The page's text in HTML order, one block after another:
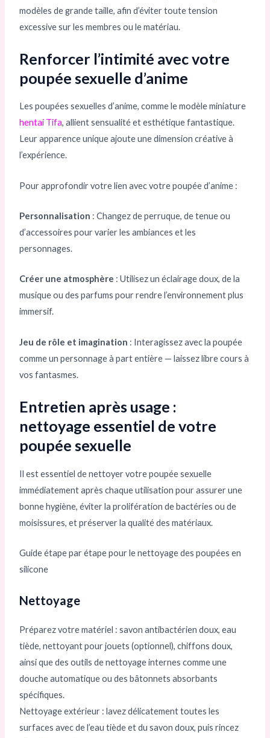
modèles de grande taille, afin d’éviter toute tension
excessive sur les membres ou le matériau.
Renforcer l’intimité avec votre
poupée sexuelle d’anime
Les poupées sexuelles d’anime, comme le modèle miniature
hentai Tifa, allient sensualité et esthétique fantastique.
Leur apparence unique ajoute une dimension créative à
l’expérience.
Pour approfondir votre lien avec votre poupée d’anime :
Personnalisation : Changez de perruque, de tenue ou
d’accessoires pour varier les ambiances et les
personnages.
Créer une atmosphère : Utilisez un éclairage doux, de la
musique ou des parfums pour rendre l’environnement plus
immersif.
Jeu de rôle et imagination : Interagissez avec la poupée
comme un personnage à part entière — laissez libre cours à
vos fantasmes.
Entretien après usage :
nettoyage essentiel de votre
poupée sexuelle
Il est essentiel de nettoyer votre poupée sexuelle
immédiatement après chaque utilisation pour assurer une
bonne hygiène, éviter la prolifération de bactéries ou de
moisissures, et préserver la qualité des matériaux.
Guide étape par étape pour le nettoyage des poupées en
silicone
Nettoyage
Préparez votre matériel : savon antibactérien doux, eau
tiède, nettoyant pour jouets (optionnel), chiffons doux,
ainsi que des outils de nettoyage internes comme une
douche automatique ou des bâtonnets absorbants
spécifiques.
Nettoyage extérieur : lavez délicatement toutes les
surfaces avec de l’eau tiède et du savon doux, puis rincez